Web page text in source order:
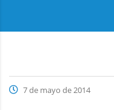
7 de mayo de 2014